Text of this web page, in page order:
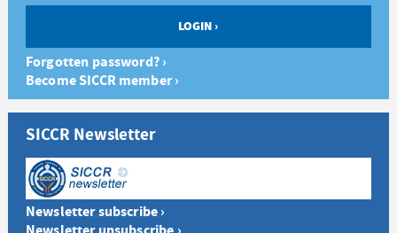
Forgotten password? ›
Become SICCR member ›
SICCR Newsletter
Newsletter subscribe ›